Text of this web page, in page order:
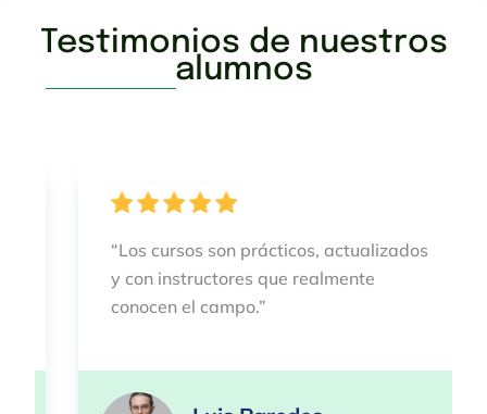
Testimonios de nuestros
alumnos
“Los cursos son prácticos, actualizados
y con instructores que realmente
conocen el campo.”